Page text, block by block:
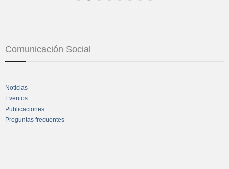
Comunicación Social
Noticias
Eventos
Publicaciones
Preguntas frecuentes